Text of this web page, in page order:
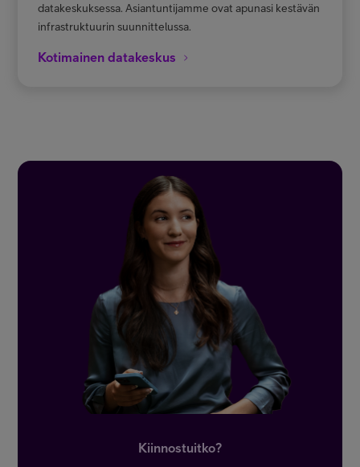
datakeskuksessa. Asiantuntijamme ovat apunasi kestävän
infrastruktuurin suunnittelussa.
Kotimainen datakeskus
Kiinnostuitko?